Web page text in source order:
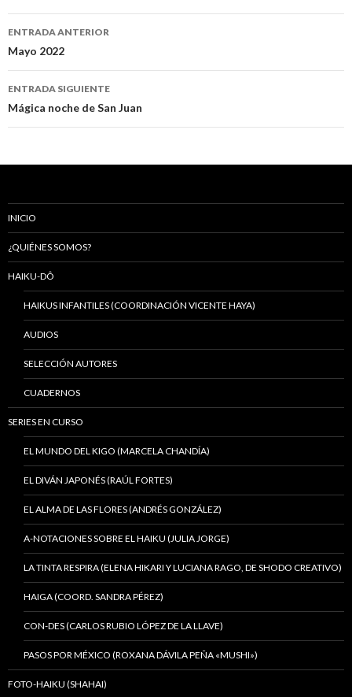
Navegación
de
entradas
ENTRADA ANTERIOR
Mayo 2022
ENTRADA SIGUIENTE
Mágica noche de San Juan
INICIO
¿QUIÉNES SOMOS?
HAIKU-DÔ
HAIKUS INFANTILES (COORDINACIÓN VICENTE HAYA)
AUDIOS
SELECCIÓN AUTORES
CUADERNOS
SERIES EN CURSO
EL MUNDO DEL KIGO (MARCELA CHANDÍA)
EL DIVÁN JAPONÉS (RAÚL FORTES)
EL ALMA DE LAS FLORES (ANDRÉS GONZÁLEZ)
A-NOTACIONES SOBRE EL HAIKU (JULIA JORGE)
LA TINTA RESPIRA (ELENA HIKARI Y LUCIANA RAGO, DE SHODO CREATIVO)
HAIGA (COORD. SANDRA PÉREZ)
CON-DES (CARLOS RUBIO LÓPEZ DE LA LLAVE)
PASOS POR MÉXICO (ROXANA DÁVILA PEÑA «MUSHI»)
FOTO-HAIKU (SHAHAI)